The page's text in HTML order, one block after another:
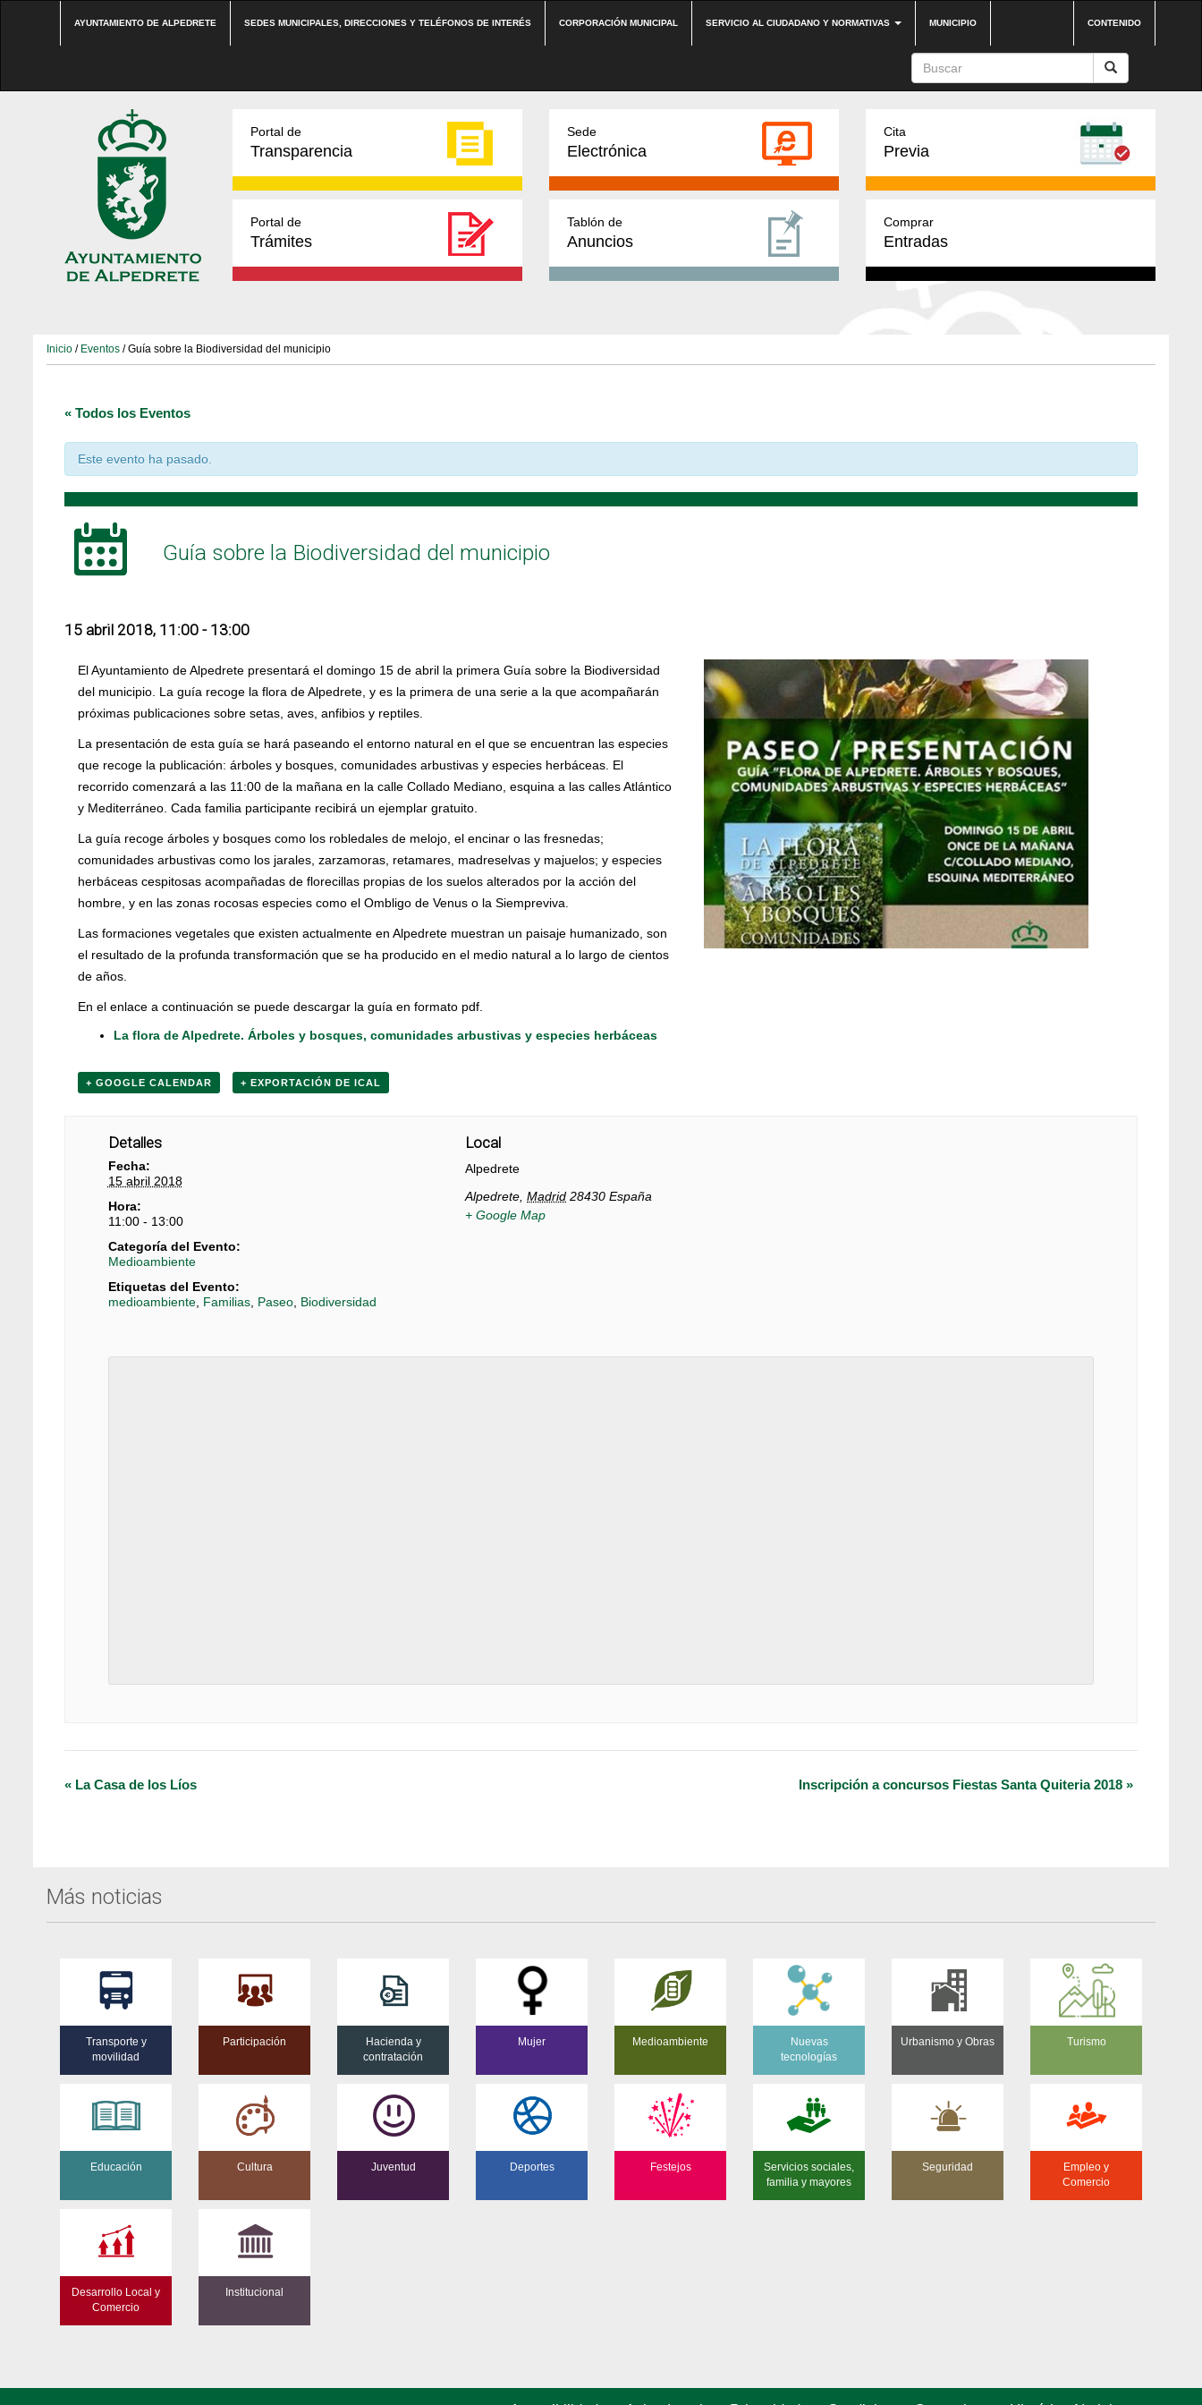
AYUNTAMIENTO DE ALPEDRETE SEDES MUNICIPALES, DIRECCIONES Y TELÉFONOS DE INTERÉS CORPORACIÓN MUNICIPAL SERVICIO AL CIUDADANO Y NORMATIVAS MUNICIPIO CONTENIDO
Portal de
Transparencia
Sede
Electrónica
Cita
Previa
Portal de
Trámites
Tablón de
Anuncios
Comprar
Entradas
Inicio / Eventos / Guía sobre la Biodiversidad del municipio
« Todos los Eventos
Este evento ha pasado.
Guía sobre la Biodiversidad del municipio
15 abril 2018, 11:00 - 13:00
El Ayuntamiento de Alpedrete presentará el domingo 15 de abril la primera Guía sobre la Biodiversidad
del municipio. La guía recoge la flora de Alpedrete, y es la primera de una serie a la que acompañarán
próximas publicaciones sobre setas, aves, anfibios y reptiles.
La presentación de esta guía se hará paseando el entorno natural en el que se encuentran las especies
que recoge la publicación: árboles y bosques, comunidades arbustivas y especies herbáceas. El
recorrido comenzará a las 11:00 de la mañana en la calle Collado Mediano, esquina a las calles Atlántico
y Mediterráneo. Cada familia participante recibirá un ejemplar gratuito.
La guía recoge árboles y bosques como los robledales de melojo, el encinar o las fresnedas;
comunidades arbustivas como los jarales, zarzamoras, retamares, madreselvas y majuelos; y especies
herbáceas cespitosas acompañadas de florecillas propias de los suelos alterados por la acción del
hombre, y en las zonas rocosas especies como el Ombligo de Venus o la Siempreviva.
Las formaciones vegetales que existen actualmente en Alpedrete muestran un paisaje humanizado, son
el resultado de la profunda transformación que se ha producido en el medio natural a lo largo de cientos
de años.
En el enlace a continuación se puede descargar la guía en formato pdf.
La flora de Alpedrete. Árboles y bosques, comunidades arbustivas y especies herbáceas
+ GOOGLE CALENDAR + EXPORTACIÓN DE ICAL
Detalles
Fecha:
15 abril 2018
Hora:
11:00 - 13:00
Categoría del Evento:
Medioambiente
Etiquetas del Evento:
medioambiente, Familias, Paseo, Biodiversidad
Local
Alpedrete
Alpedrete Madrid 28430 España
+ Google Map
Navegación
« La Casa de los Líos Inscripción a concursos Fiestas Santa Quiteria 2018 »
Más noticias
Transporte y
movilidad
Participación
Hacienda y
contratación
Mujer Medioambiente
Nuevas
tecnologías
Urbanismo y Obras Turismo
Educación Cultura Juventud Deportes Festejos
Servicios sociales,
familia y mayores
Seguridad
Empleo y
Comercio
Desarrollo Local y
Comercio
Institucional